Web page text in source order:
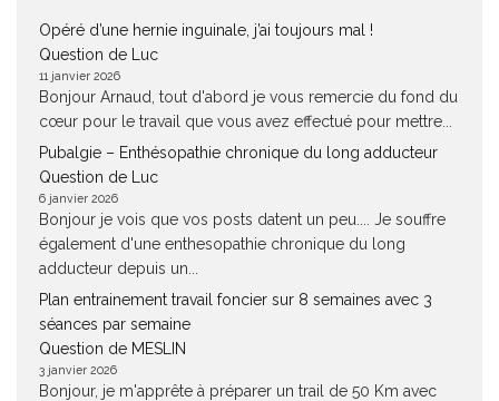
Opéré d’une hernie inguinale, j’ai toujours mal !
Question de Luc
11 janvier 2026
Bonjour Arnaud, tout d'abord je vous remercie du fond du
cœur pour le travail que vous avez effectué pour mettre...
Pubalgie – Enthésopathie chronique du long adducteur
Question de Luc
6 janvier 2026
Bonjour je vois que vos posts datent un peu.... Je souffre
également d'une enthesopathie chronique du long
adducteur depuis un...
Plan entrainement travail foncier sur 8 semaines avec 3
séances par semaine
Question de MESLIN
3 janvier 2026
Bonjour, je m'apprête à préparer un trail de 50 Km avec